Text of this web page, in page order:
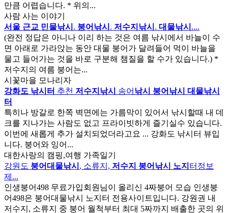
만큼 어렵습니다. * 위의...
사람 사는 이야기
서울 근교 민물낚시 . 붕어낚시 . 저수지 낚시 . 대물낚시 ....
(완전 정답은 아니나 이리 하는 것은 여름 낚시에서 바늘이 수
면 아래로 가라앉는 동안 대물 붕어가 달려들어 먹이 바늘을
물고 들어가는 것을 바로 구분해 챔질을 할 수가 있습니다.) *
저수지의 여름 붕어는...
시꽃마을 모나리자
강화도 낚시터 추천 저수지 낚시 송어 낚시 붕어낚시 대물낚시
터
특히나 방갈로 한쪽 벽면에는 가름막이 있어서 낚시할때 내 데
크를 지나가는 사람도 없고 프라이빗하게 즐기실수 있습니다.
이번에 새롭게 추가 설치되었더라고요 ... 강화도 낚시터 뷰입
니다. 붕어와 잉어...
대한사랑의 캠핑,여행 가족일기
강원도 붕어대물낚시 , 소류지, 저수지 붕어낚시 노지 터정보
제...
인생붕어498 무료가입회원님이 올리신 4짜붕어 모습 인생붕
어498은 붕어대물낚시 노지터 전용사이트입니다. 강원권 내
저수지, 소류지 중 붕어 월척부터 최대 5짜까지 배출한 곳의 위